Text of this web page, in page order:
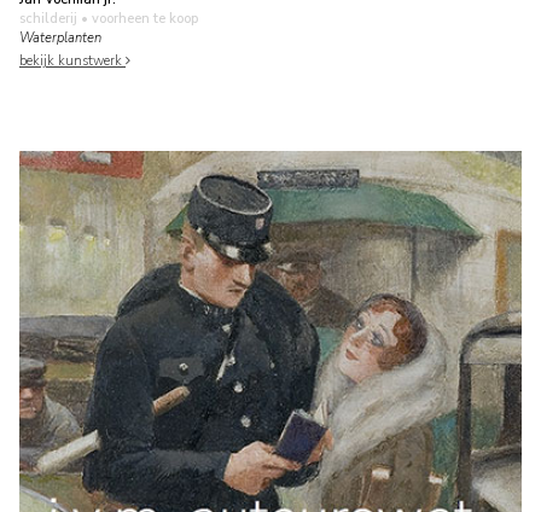
schilderij • voorheen te koop
Waterplanten
bekijk kunstwerk